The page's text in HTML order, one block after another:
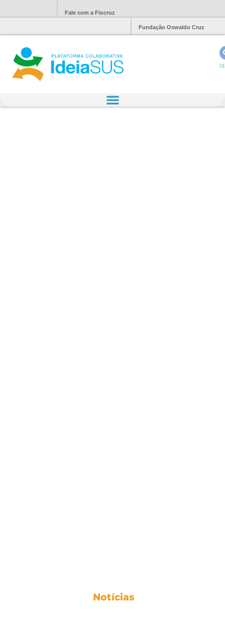
Fale com a Fiocruz
Fundação Oswaldo Cruz
Notícias